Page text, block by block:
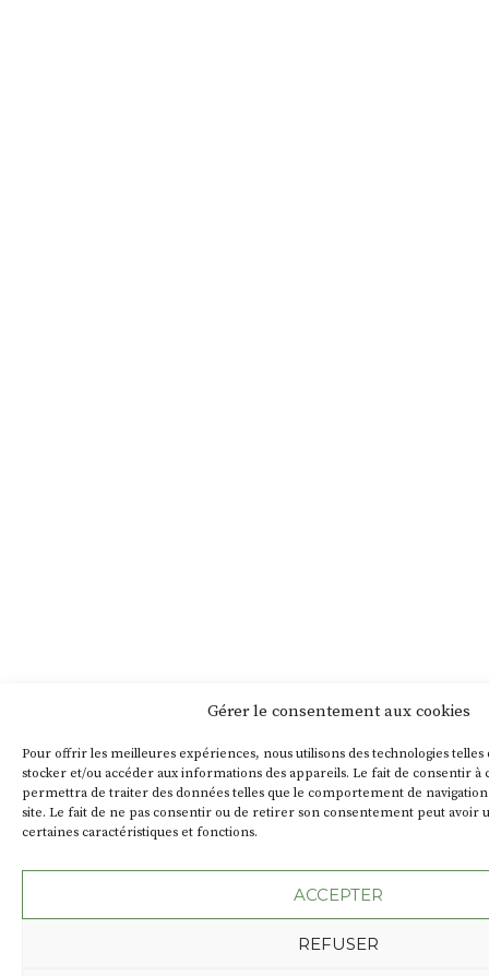
Gérer le consentement aux cookies
Pour offrir les meilleures expériences, nous utilisons des technologies telles
stocker et/ou accéder aux informations des appareils. Le fait de consentir à
permettra de traiter des données telles que le comportement de
site. Le fait de ne pas consentir ou de retirer son consentement peut avoir
certaines caractéristiques et fonctions.
ACCEPTER
REFUSER